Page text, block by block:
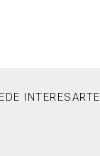
INTERESARTE